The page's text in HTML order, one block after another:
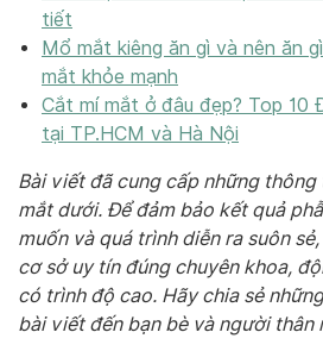
tiết
Mổ mắt kiêng ăn gì và nên ăn
mắt khỏe mạnh
Cắt mí mắt ở đâu đẹp? Top 10
tại TP.HCM và Hà Nội
Bài viết đã cung cấp những
mắt dưới. Để đảm bảo kết quả
muốn và quá trình diễn ra suôn
cơ sở uy tín đúng chuyên khoa,
có trình độ cao. Hãy chia sẻ
bài viết đến bạn bè và người thân